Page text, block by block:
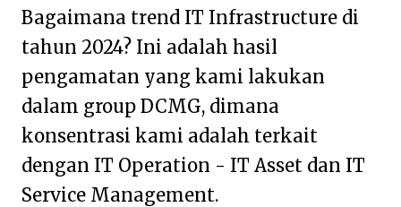
Bagaimana trend IT Infrastructure di
tahun 2024? Ini adalah hasil
pengamatan yang kami lakukan
dalam group DCMG, dimana
konsentrasi kami adalah terkait
dengan IT Operation - IT Asset dan IT
Service Management.